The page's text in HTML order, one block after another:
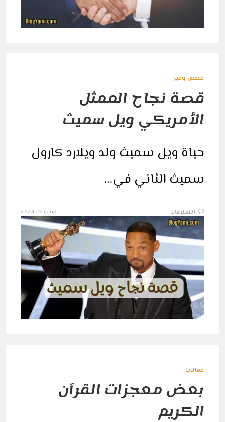
قصص وعبر
قصة نجاح الممثل
الأمريكي ويل سميث
حياة ويل سميث ولد ويلارد كارول
سميث الثاني في…
التعليقاتقصة
نجاح
الممثل
الأمريكي
ويل
سميث
مغلقة
يونيو 9, 2024
مقالات
بعض معجزات القرآن
الكريم